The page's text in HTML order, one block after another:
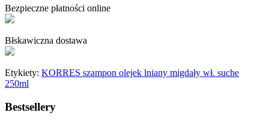
Bezpieczne płatności online
Błskawiczna dostawa
Etykiety: KORRES szampon olejek lniany migdały wł. suche
250ml
Bestsellery